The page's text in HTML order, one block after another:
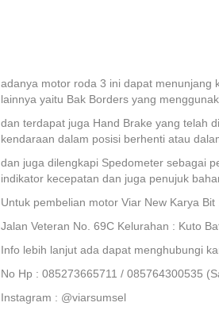
adanya motor roda 3 ini dapat menunjang
lainnya yaitu Bak Borders yang
dan terdapat juga Hand Brake yang telah
kendaraan dalam posisi berhenti atau
dan juga dilengkapi Spedometer sebagai
indikator kecepatan dan juga penujuk
Untuk pembelian motor Viar New Karya
Jalan Veteran No. 69C Kelurahan : Kuto
Info lebih lanjut ada dapat menghubungi
No Hp : 085273665711 / 085764300535
Instagram : @viarsumsel